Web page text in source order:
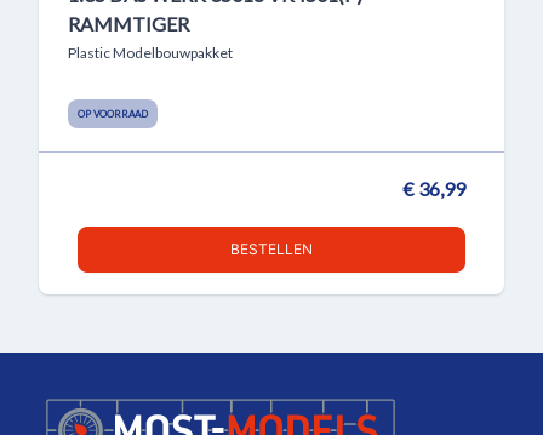
RAMMTIGER
Plastic Modelbouwpakket
OP VOORRAAD
€ 36,99
BESTELLEN